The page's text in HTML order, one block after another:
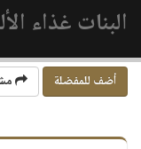
البنات غذاء
أضف للمفضلة